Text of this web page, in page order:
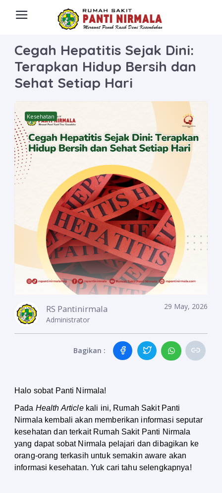
Cegah Hepatitis Sejak Dini:
Terapkan Hidup Bersih dan
Sehat Setiap Hari
Kesehatan
RS Pantinirmala
Administrator
29 May, 2026
Bagikan :
Halo sobat Panti Nirmala!
Pada Health Article kali ini, Rumah Sakit Panti
Nirmala kembali akan memberikan informasi seputar
kesehatan dan terkait Rumah Sakit Panti Nirmala
yang dapat sobat Nirmala pelajari dan dibagikan ke
orang-orang terkasih untuk semakin aware akan
informasi kesehatan. Yuk cari tahu selengkapnya!